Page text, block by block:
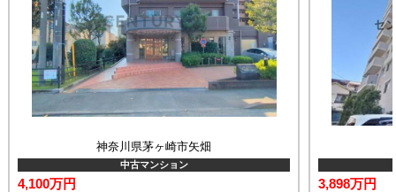
神奈川県茅ヶ崎市矢畑
中古マンション
4,100万円 3,898万円